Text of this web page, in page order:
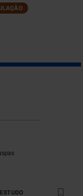
ESTUDO